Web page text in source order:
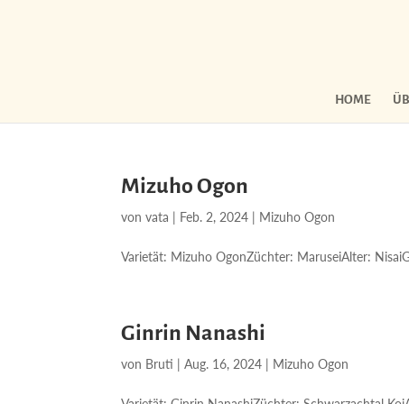
HOME
Mizuho Ogon
vonvata | Feb. 2, 2024 | Mizuho Ogon
Varietät: Mizuho OgonZüchter: MaruseiAlter:
Ginrin Nanashi
von Bruti |Aug. 16, 2024 | Mizuho Ogon